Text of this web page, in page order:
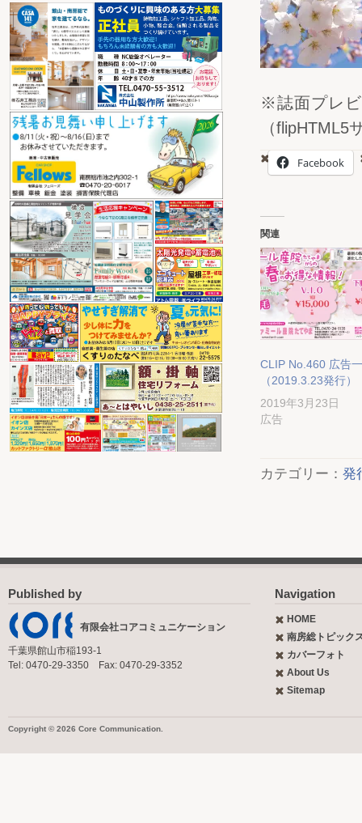
※誌面プレ
（flipHTML5
Facebook
関連
CLIP No.460 広告
（2019.3.23発行）
2019年3月23日
広告
カテゴリー： 発
Published by
有限会社コアコミュニケーション
千葉県館山市稲193-1
Tel: 0470-29-3350 Fax: 0470-29-3352
Navigation
HOME
南房総トピック
カバーフォト
About Us
Sitemap
Copyright © 2026 Core Communication.